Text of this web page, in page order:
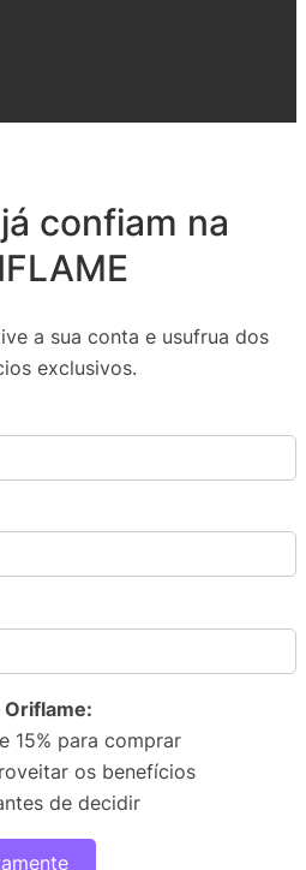
confiam na
a sua conta e usufrua dos
exclusivos.
Oriflame:
15% para comprar
os benefícios
de decidir